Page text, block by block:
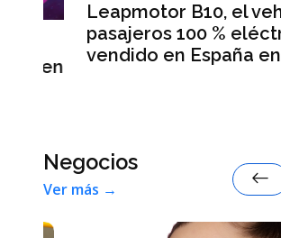
Leapmotor B10, el
pasajeros 100 % eléctrico
vendido en España en julio
Negocios
Ver más →